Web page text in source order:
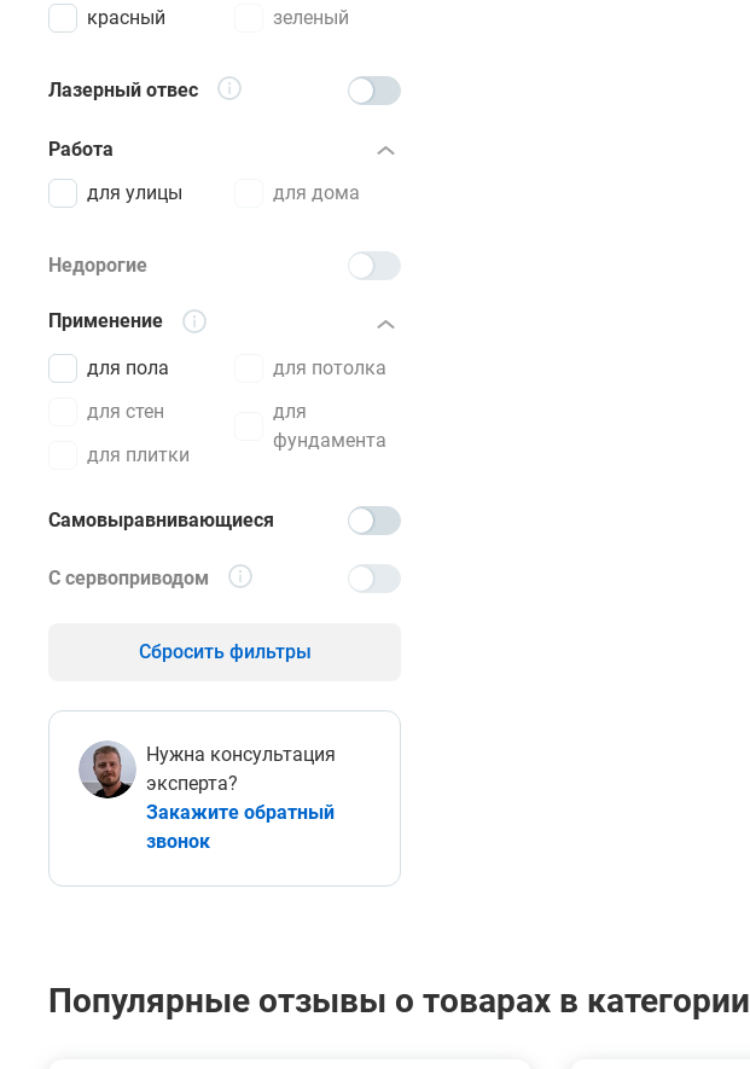
красный зеленый
Лазерный отвес
Работа
для улицы
для дома
Недорогие
Применение
для пола
для стен
для плитки
для потолка
для
фундамента
Самовыравнивающиеся
С сервоприводом
Сбросить фильтры
Нужна консультация
эксперта?
Закажите обратный
звонок
Популярные отзывы о товарах в категории